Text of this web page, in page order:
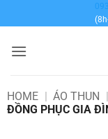
qua
dung
HOME | ÁO THUN |
ĐỒNG PHỤC GIA